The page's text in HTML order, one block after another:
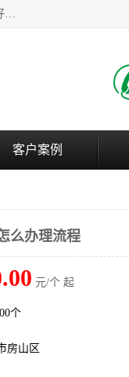
北京企铭星科技有限公司主要经营国家局疑难核名服务。我们始终为客户提供好的产品和技术支持、健全的售后服务，我们有好的产品和专业的销售和技术团队，我公司属于北京企业管理及投资咨询黄页行业，如果您对我公司的产品服务有兴趣，期待您在线留言或者来电咨询。
客户案例
么办理流程
元/个 起
个
房山区